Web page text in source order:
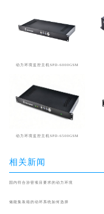
动力环境监控主机SPD-6000GSM
动力环境监控主机SPD-6500GSM
相关新闻
国内符合涉密项目要求的动力环境
储能集装箱的动环系统如何选择